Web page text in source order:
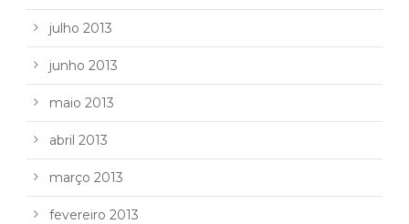
julho 2013
junho 2013
maio 2013
abril 2013
março 2013
fevereiro 2013